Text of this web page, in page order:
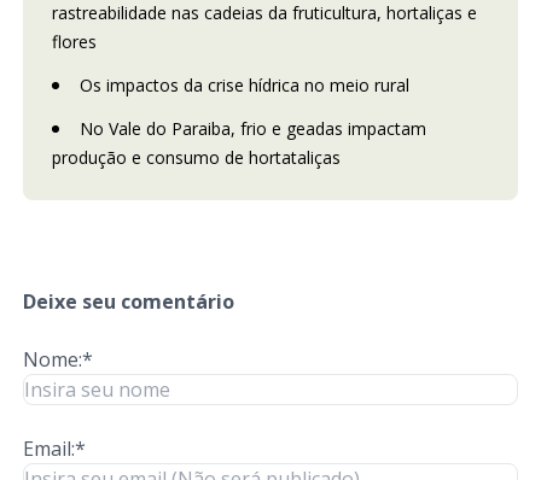
rastreabilidade nas cadeias da fruticultura, hortaliças e
flores
Os impactos da crise hídrica no meio rural
No Vale do Paraiba, frio e geadas impactam
produção e consumo de hortataliças
Deixe seu comentário
Nome:*
Email:*